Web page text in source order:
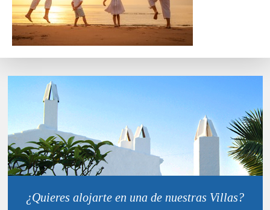
¿Quieres alojarte en una de nuestras Villas?